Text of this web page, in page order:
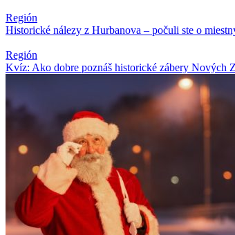
Región
Historické nálezy z Hurbanova – počuli ste o
Región
Kvíz: Ako dobre poznáš historické zábery Nových